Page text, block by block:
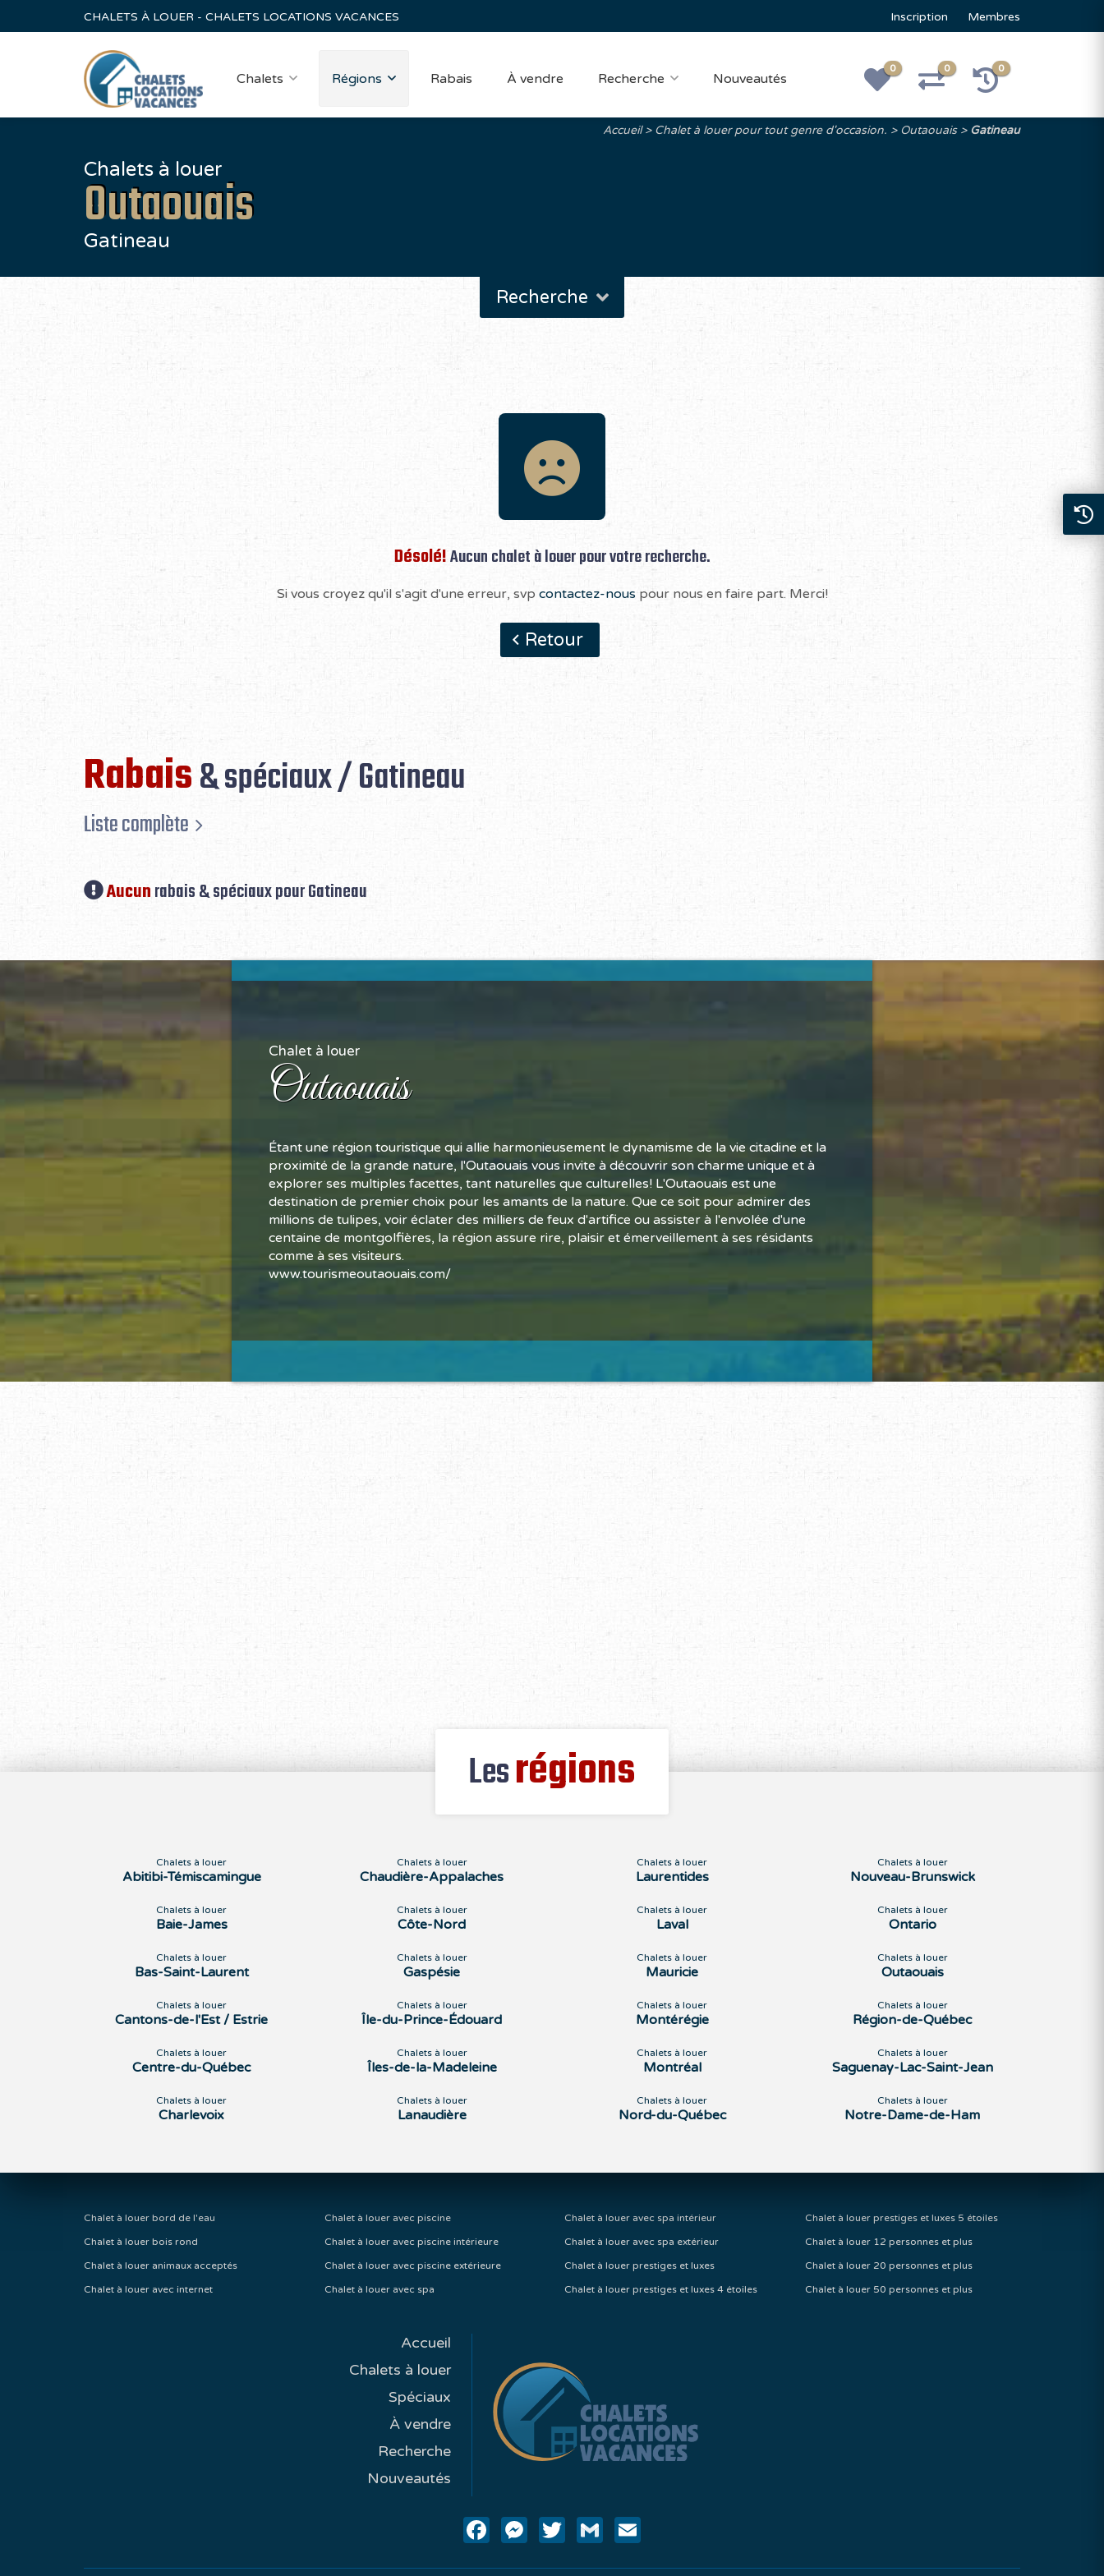
CHALETS À LOUER - CHALETS LOCATIONS VACANCES Inscription Membres
Chalets Régions Rabais À vendre Recherche Nouveautés
0 0 0
Accueil Chalet à louer pour tout genre d'occasion. Outaouais Gatineau
Chalets à louer
Outaouais
Gatineau
Recherche
Désolé!Aucun chalet à louer pour votre recherche.
Si vous croyez qu'il s'agit d'une erreur, svp contactez-nous pour nous en faire part. Merci!
Retour
Rabais& spéciaux / Gatineau
Liste complète
Aucunrabais & spéciaux pour Gatineau
Chalet à louer
Outaouais
Étant une région touristique qui allie harmonieusement le dynamisme de la vie citadine et la
proximité de la grande nature, l'Outaouais vous invite à découvrir son charme unique et à
explorer ses multiples facettes, tant naturelles que culturelles! L'Outaouais est une
destination de premier choix pour les amants de la nature. Que ce soit pour admirer des
millions de tulipes, voir éclater des milliers de feux d'artifice ou assister à l'envolée d'une
centaine de montgolfières, la région assure rire, plaisir et émerveillement à ses résidants
comme à ses visiteurs.
www.tourismeoutaouais.com/
Lesrégions
Chalets à louer
Abitibi-Témiscamingue
Chalets à louer
Baie-James
Chalets à louer
Bas-Saint-Laurent
Chalets à louer
Cantons-de-l'Est / Estrie
Chalets à louer
Centre-du-Québec
Chalets à louer
Charlevoix
Chalets à louer
Chaudière-Appalaches
Chalets à louer
Côte-Nord
Chalets à louer
Gaspésie
Chalets à louer
Île-du-Prince-Édouard
Chalets à louer
Îles-de-la-Madeleine
Chalets à louer
Lanaudière
Chalets à louer
Laurentides
Chalets à louer
Laval
Chalets à louer
Mauricie
Chalets à louer
Montérégie
Chalets à louer
Montréal
Chalets à louer
Nord-du-Québec
Chalets à louer
Nouveau-Brunswick
Chalets à louer
Ontario
Chalets à louer
Outaouais
Chalets à louer
Région-de-Québec
Chalets à louer
Saguenay-Lac-Saint-Jean
Chalets à louer
Notre-Dame-de-Ham
Chalet à louer bord de l'eau
Chalet à louer bois rond
Chalet à louer animaux acceptés
Chalet à louer avec internet
Chalet à louer avec piscine
Chalet à louer avec piscine intérieure
Chalet à louer avec piscine extérieure
Chalet à louer avec spa
Chalet à louer avec spa intérieur
Chalet à louer avec spa extérieur
Chalet à louer prestiges et luxes
Chalet à louer prestiges et luxes 4 étoiles
Chalet à louer prestiges et luxes 5 étoiles
Chalet à louer 12 personnes et plus
Chalet à louer 20 personnes et plus
Chalet à louer 50 personnes et plus
Accueil
Chalets à louer
Spéciaux
À vendre
Recherche
Nouveautés
FacebookMessenger
Twitter Gmail